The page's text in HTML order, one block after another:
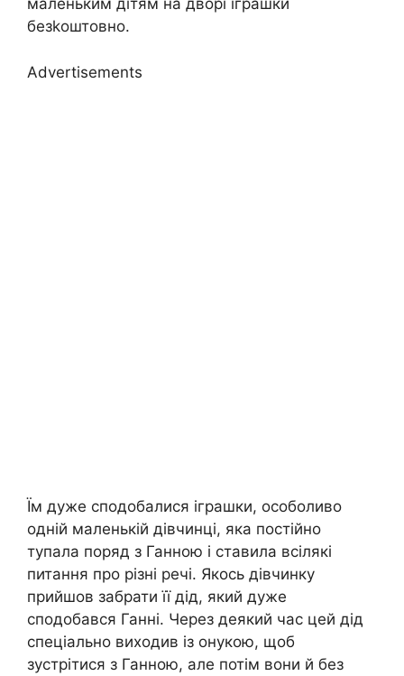
маленьким дітям на дворі іграшки
безkоштовно.
Advertisements
Їм дуже сподобалися іграшки, особоливо
одній маленькій дівчинці, яка постійно
тупала поряд з Ганною і ставила всілякі
питання про різні речі. Якось дівчинку
прийшов забрати її дід, який дуже
сподобався Ганні. Через деякий час цей дід
спеціально виходив із онукою, щоб
зустрітися з Ганною, але потім вони й без